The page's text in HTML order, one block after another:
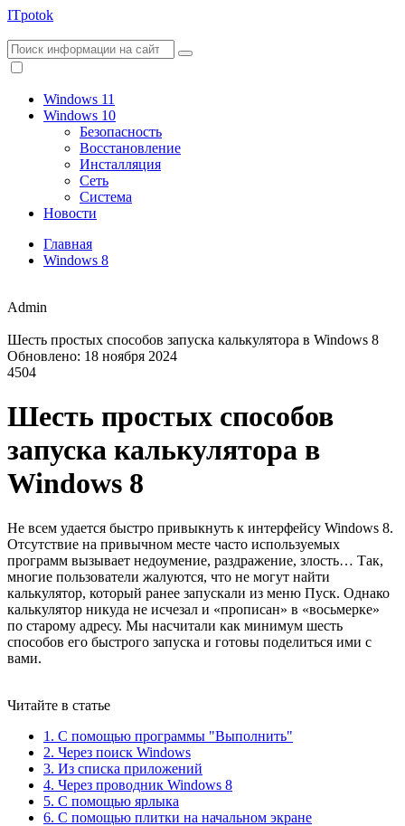
ITpotok
Windows 11
Windows 10
Безопасность
Восстановление
Инсталляция
Сеть
Система
Новости
Главная
Windows 8
Admin
Шесть простых способов запуска калькулятора в Windows 8
Обновлено: 18 ноября 2024
4504
Шесть простых способов
запуска калькулятора в
Windows 8
Не всем удается быстро привыкнуть к интерфейсу Windows 8.
Отсутствие на привычном месте часто используемых
программ вызывает недоумение, раздражение, злость… Так,
многие пользователи жалуются, что не могут найти
калькулятор, который ранее запускали из меню Пуск. Однако
калькулятор никуда не исчезал и «прописан» в «восьмерке»
по старому адресу. Мы насчитали как минимум шесть
способов его быстрого запуска и готовы поделиться ими с
вами.
Читайте в статье
1. С помощью программы "Выполнить"
2. Через поиск Windows
3. Из списка приложений
4. Через проводник Windows 8
5. С помощью ярлыка
6. С помощью плитки на начальном экране